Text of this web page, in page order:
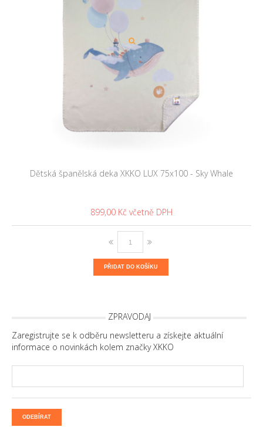
Dětská španělská deka XKKO LUX 75x100 - Sky Whale
899,00 Kč
PŘIDAT DO KOŠÍKU
ZPRAVODAJ
Zaregistrujte se k odběru newsletteru a získejte aktuální
informace o novinkách kolem značky XKKO
ODEBÍRAT